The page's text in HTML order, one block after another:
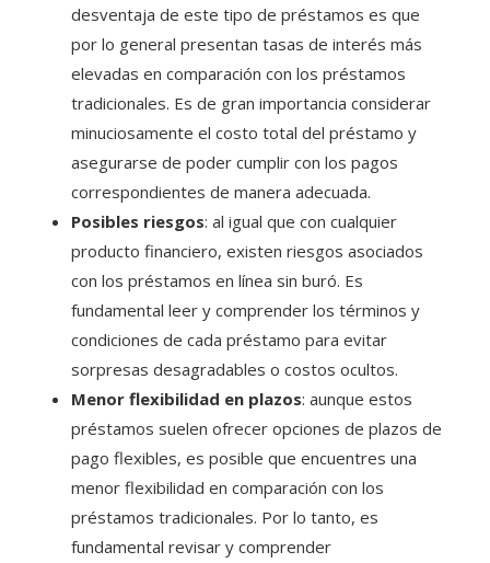
desventaja de este tipo de préstamos es que
por lo general presentan tasas de interés más
elevadas en comparación con los préstamos
tradicionales. Es de gran importancia considerar
minuciosamente el costo total del préstamo y
asegurarse de poder cumplir con los pagos
correspondientes de manera adecuada.
Posibles riesgos: al igual que con cualquier
producto financiero, existen riesgos asociados
con los préstamos en línea sin buró. Es
fundamental leer y comprender los términos y
condiciones de cada préstamo para evitar
sorpresas desagradables o costos ocultos.
Menor flexibilidad en plazos: aunque estos
préstamos suelen ofrecer opciones de plazos de
pago flexibles, es posible que encuentres una
menor flexibilidad en comparación con los
préstamos tradicionales. Por lo tanto, es
fundamental revisar y comprender